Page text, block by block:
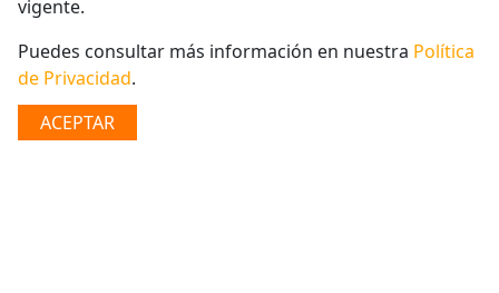
Cuenta ProActiva & DPF
vigente.
Puedes consultar más información en nuestra Política
de Privacidad.
ACEPTAR